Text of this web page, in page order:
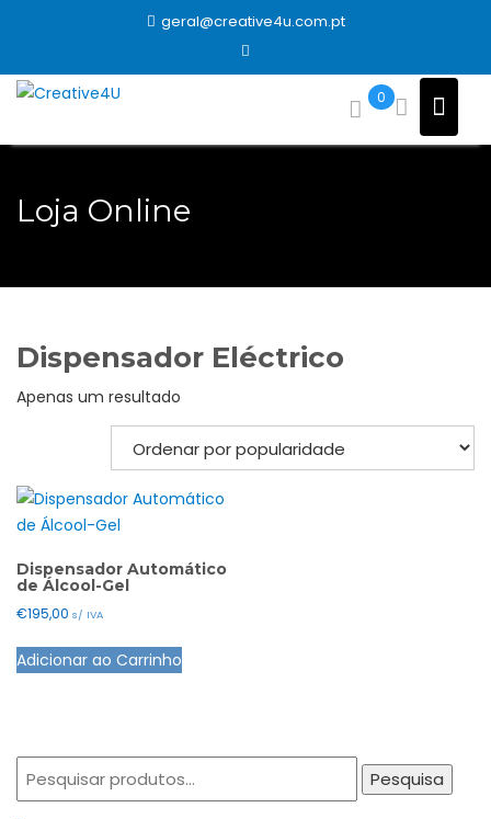
geral@creative4u.com.pt
0
Loja Online
Dispensador Eléctrico
Apenas um resultado
Dispensador Automático
de Álcool-Gel
€195,00 s/ IVA
Adicionar ao Carrinho
Pesquisar
Pesquisa